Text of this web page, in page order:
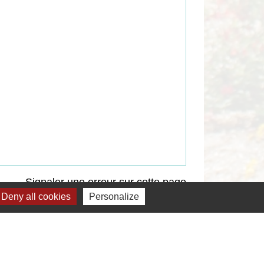
Signaler une erreur sur cette page
Deny all cookies Personalize